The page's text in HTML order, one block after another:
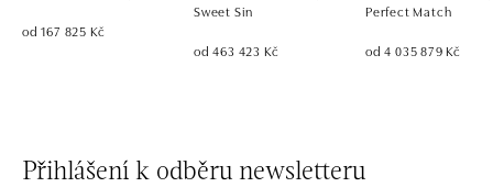
od 167 825 Kč
Sweet Sin
od 463 423 Kč
Perfect Match
od 4 035 879 Kč
Přihlášení k odběru newsletteru